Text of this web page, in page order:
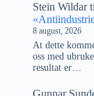
Stein Wildar
8 august, 2026
At dette
oss med
resultat er…
Gunnar